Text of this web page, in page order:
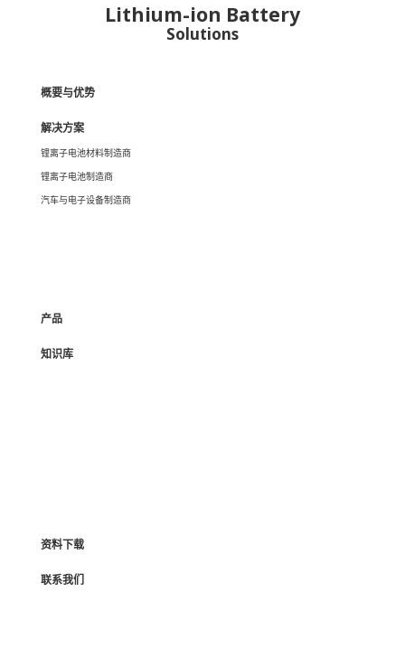
Lithium-ion Battery
Solutions
概要与优势
解决方案
锂离子电池材料制造商
锂离子电池制造商
汽车与电子设备制造商
产品
知识库
资料下载
联系我们